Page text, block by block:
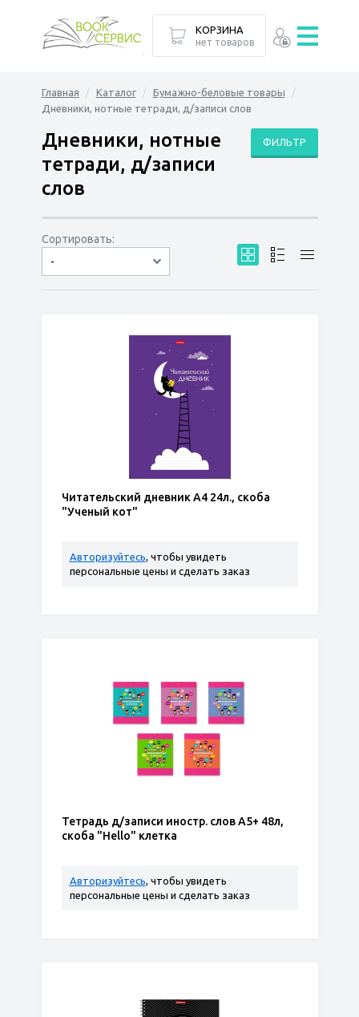
Главная Каталог
Бумажно-беловые товары
Дневники, нотные тетради, д/записи слов
ФИЛЬТР
Дневники, нотные
тетради, д/записи
слов
Сортировать:
-
по дате
по популярности
сначала дешёвые
сначала дорогие
Читательский дневник А4 24л., скоба
"Ученый кот"
Авторизуйтесь, чтобы увидеть
персональные цены и сделать заказ
Тетрадь д/записи иностр. слов А5+ 48л,
скоба "Hello" клетка
Авторизуйтесь, чтобы увидеть
персональные цены и сделать заказ
КОРЗИНА
нет товаров